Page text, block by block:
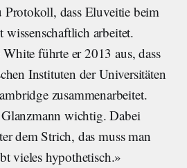
dass Eluveitie beim
arbeitet.
führte er 2013 aus, dass
Instituten der Universitäten
zusammenarbeitet.
wichtig. Dabei
dem Strich, das muss man
vieles hypothetisch.»